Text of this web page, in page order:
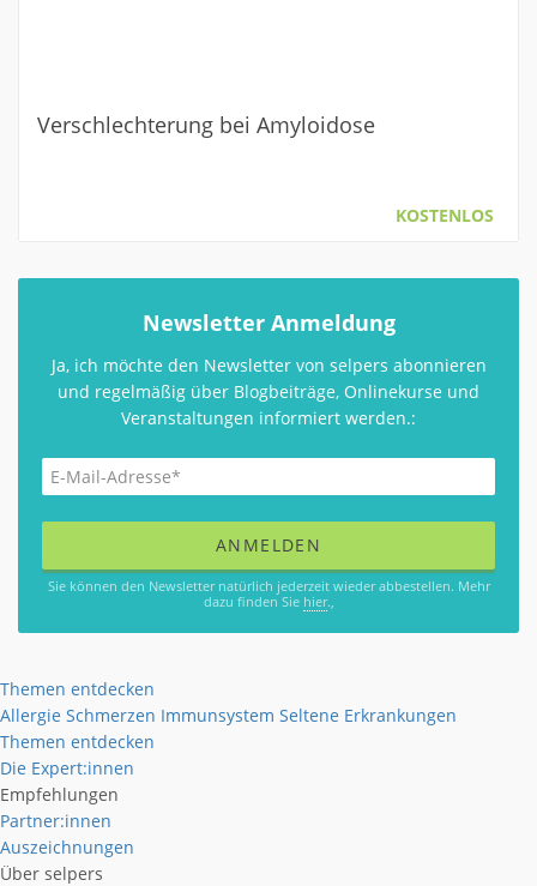
Verschlechterung bei Amyloidose
KOSTENLOS
Newsletter Anmeldung
Ja, ich möchte den Newsletter von selpers abonnieren
und regelmäßig über Blogbeiträge, Onlinekurse und
Veranstaltungen informiert werden.:
Sie können den Newsletter natürlich jederzeit wieder abbestellen. Mehr
dazu finden Sie hier.,
Themen entdecken
Allergie Schmerzen Immunsystem Seltene Erkrankungen
Themen entdecken
Die Expert:innen
Empfehlungen
Partner:innen
Auszeichnungen
Über selpers